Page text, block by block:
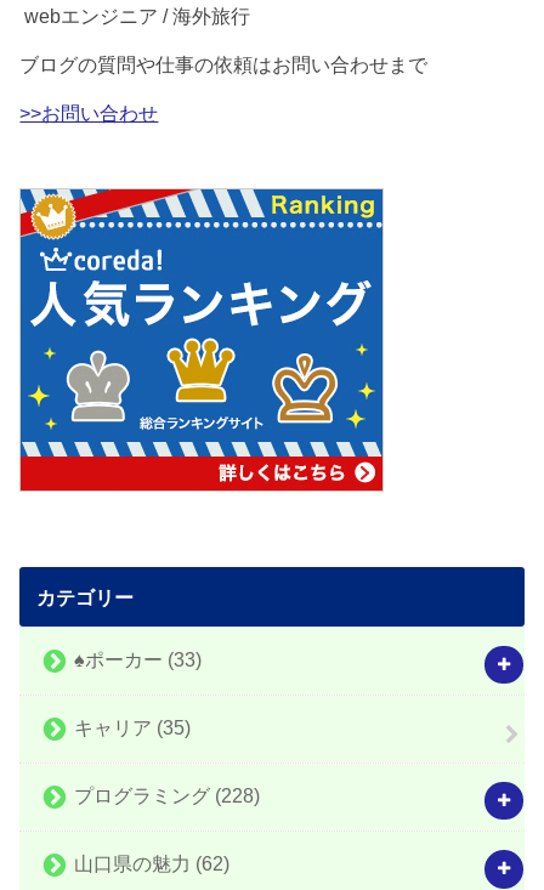
webエンジニア / 海外旅行
ブログの質問や仕事の依頼はお問い合わせまで
>>お問い合わせ
カテゴリー
♠️ポーカー (33)
キャリア (35)
プログラミング (228)
山口県の魅力 (62)